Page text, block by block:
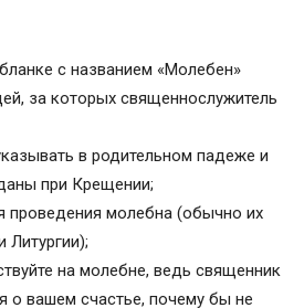
с названием «Молебен»
за которых священнослужитель
в родительном падеже и
при Крещении;
проведения молебна (обычно их
Литургии);
на молебне, ведь священник
о вашем счастье, почему бы не